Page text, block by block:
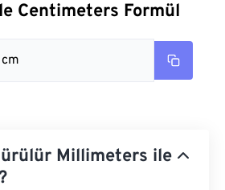
Centimeters Formül
Millimeters ile